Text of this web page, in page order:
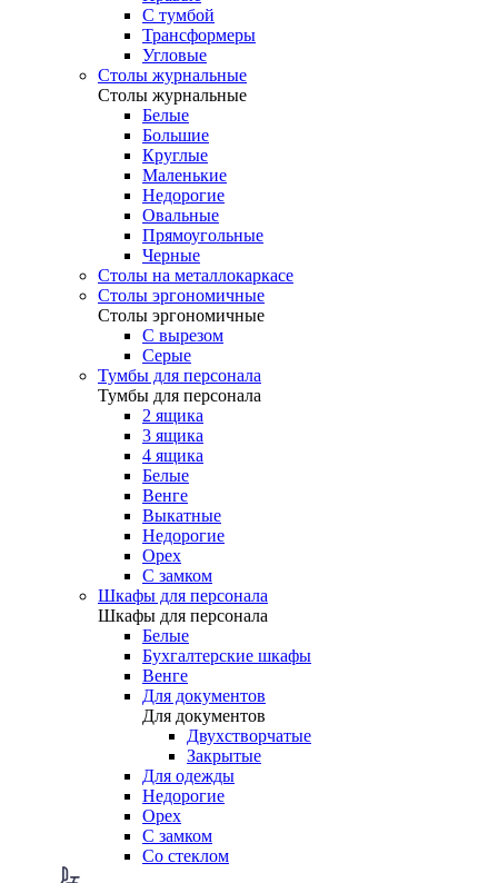
С тумбой
Трансформеры
Угловые
Столы журнальные
Столы журнальные
Белые
Большие
Круглые
Маленькие
Недорогие
Овальные
Прямоугольные
Черные
Столы на металлокаркасе
Столы эргономичные
Столы эргономичные
С вырезом
Серые
Тумбы для персонала
Тумбы для персонала
2 ящика
3 ящика
4 ящика
Белые
Венге
Выкатные
Недорогие
Орех
С замком
Шкафы для персонала
Шкафы для персонала
Белые
Бухгалтерские шкафы
Венге
Для документов
Для документов
Двухстворчатые
Закрытые
Для одежды
Недорогие
Орех
С замком
Со стеклом